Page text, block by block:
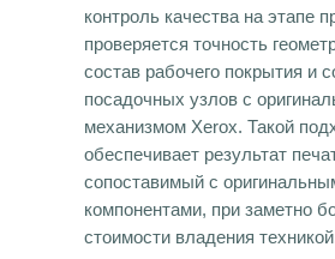
контроль качества на этапе
проверяется точность
состав рабочего покрытия и
посадочных узлов с
механизмом Xerox. Такой
обеспечивает результат
сопоставимый с
компонентами, при заметно
стоимости владения